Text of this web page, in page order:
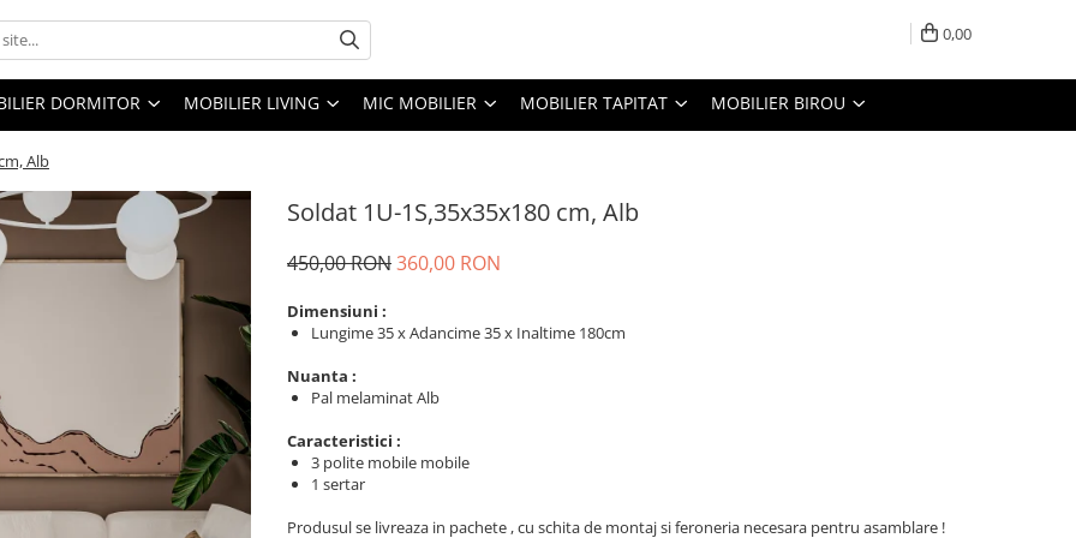
0,00
DORMITOR MOBILIER LIVING MIC MOBILIER MOBILIER TAPITAT MOBILIER BIROU
Alb
Soldat 1U-1S,35x35x180 cm, Alb
450,00 RON360,00 RON
Dimensiuni :
Lungime 35 x Adancime 35 x Inaltime 180cm
Nuanta :
Pal melaminat Alb
Caracteristici :
3 polite mobile mobile
1 sertar
Produsul se livreaza in pachete , cu schita de montaj si feroneria necesara pentru asamblare !